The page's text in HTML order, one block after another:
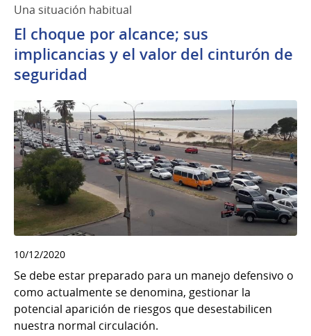
Una situación habitual
El choque por alcance; sus
implicancias y el valor del cinturón de
seguridad
10/12/2020
Se debe estar preparado para un manejo defensivo o
como actualmente se denomina, gestionar la
potencial aparición de riesgos que desestabilicen
nuestra normal circulación.